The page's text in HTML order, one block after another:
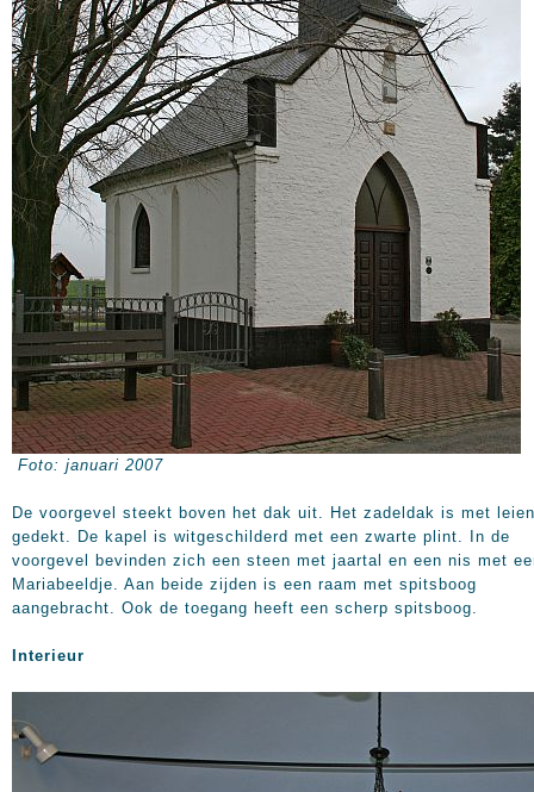
Foto: januari 2007
De voorgevel steekt boven het dak uit. Het zadeldak is met leien
gedekt. De kapel is witgeschilderd met een zwarte plint. In de
voorgevel bevinden zich een steen met jaartal en een nis met
Mariabeeldje. Aan beide zijden is een raam met spitsboog
aangebracht. Ook de toegang heeft een scherp spitsboog.
Interieur